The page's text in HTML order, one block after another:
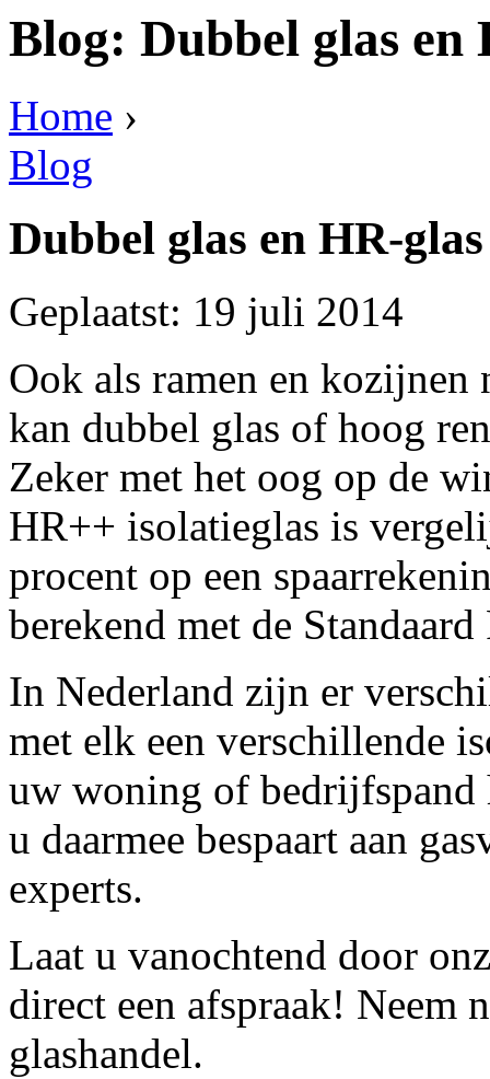
Blog: Dubbel glas en
Home ›
Blog
Dubbel glas en HR-glas
Geplaatst: 19 juli 2014
Ook als ramen en
kan dubbel glas of hoog
Zeker met het oog op de
HR++ isolatieglas is
procent op een
berekend met de
In Nederland zijn er
met elk een verschillende
uw woning of bedrijfspand
u daarmee bespaart aan
experts.
Laat u vanochtend door
direct een afspraak! Neem
glashandel.